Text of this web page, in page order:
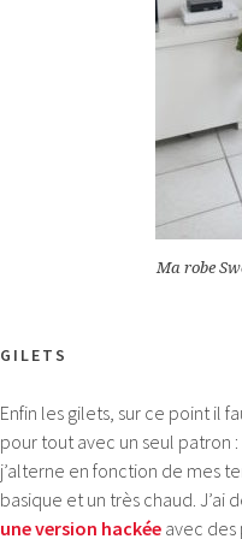
Ma robe
GILETS
Enfin les gilets, sur ce point il
pour tout avec un seul patron :
j’alterne en fonction de mes
basique et un très chaud. J’ai
une version hackée avec des